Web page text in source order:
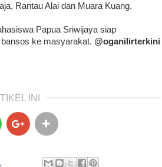
Rantau Alai dan Muara Kuang.
Papua Sriwijaya siap
ke masyarakat. @oganilirterkini
INI